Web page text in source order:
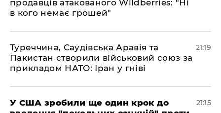
продавців атакованого Wildberries: "Ні
в кого немає грошей"
​Туреччина, Саудівська Аравія та
Пакистан створили військовий союз за
прикладом НАТО: Іран у гніві
21:19
​У США зробили ще один крок до
21:15